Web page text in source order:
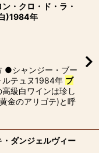
・クロ・ド・ラ・
)1984年
●シャンジー・ブー
ルテュヌ1984年 ブ
級白ワインは珍し
金のアリゴテ)と呼
ダンジェルヴィー